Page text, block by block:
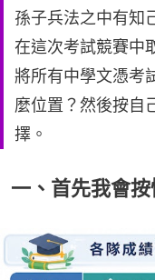
孫子兵法之中有知
在這次考試競賽中
將所有中學文憑考
麼位置？然後按自
擇。
一、首先我會